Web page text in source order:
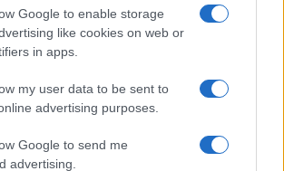
Google to enable storage
like cookies on web or
in apps.
my user data to be sent to
advertising purposes.
Google to send me
advertising.